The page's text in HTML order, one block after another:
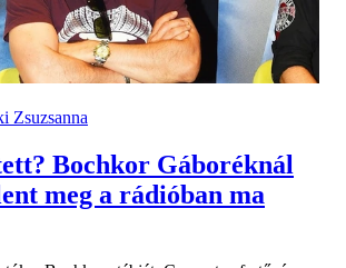
Zsuzsanna
Bochkor Gáboréknál
meg a rádióban ma